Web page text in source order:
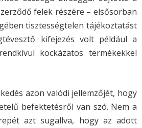
felek részére – elsősorban
tisztességtelen tájékoztatást
kifejezés volt például a
kockázatos termékekkel
azon valódi jellemzőjét, hogy
befektetésről van szó. Nem a
azt sugallva, hogy az adott